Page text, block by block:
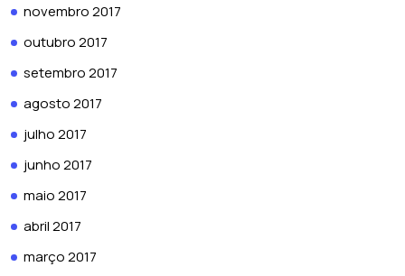
novembro 2017
outubro 2017
setembro 2017
agosto 2017
julho 2017
junho 2017
maio 2017
abril 2017
março 2017